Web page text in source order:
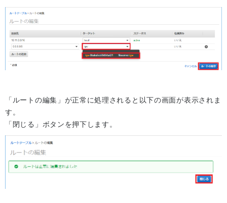
「ルートの編集」が正常に処理されると以下の画面が表示されま
す。
「閉じる」ボタンを押下します。